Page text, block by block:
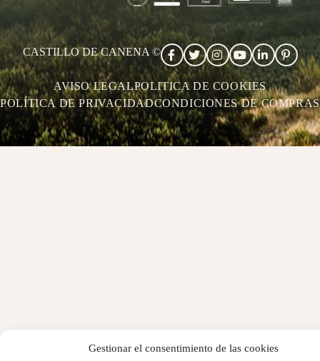
Gestionar el consentimiento de las cookies
CASTILLO DE CANENA ©
AVISO LEGALPOLITICA DE COOKIES
POLÍTICA DE PRIVACIDADCONDICIONES DE COMPRAS